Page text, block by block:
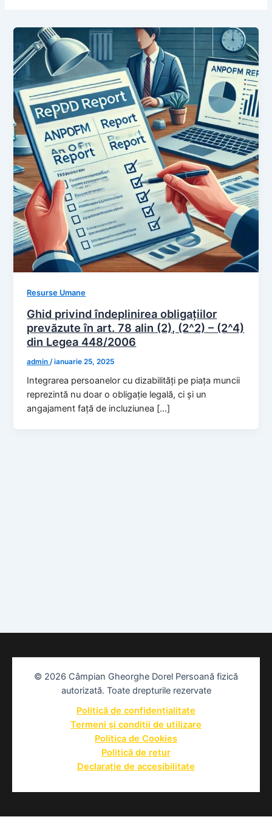
Resurse Umane
Ghid privind îndeplinirea obligațiilor
prevăzute în art. 78 alin (2), (2^2) – (2^4)
din Legea 448/2006
admin /ianuarie 25, 2025
Integrarea persoanelor cu dizabilități pe piața muncii
reprezintă nu doar o obligație legală, ci și un
angajament față de incluziunea […]
© 2026 Câmpian Gheorghe Dorel Persoană fizică
autorizată. Toate drepturile rezervate
Politică de confidențialitate
Termeni și condiții de utilizare
Politica de Cookies
Politică de retur
Declarație de accesibilitate